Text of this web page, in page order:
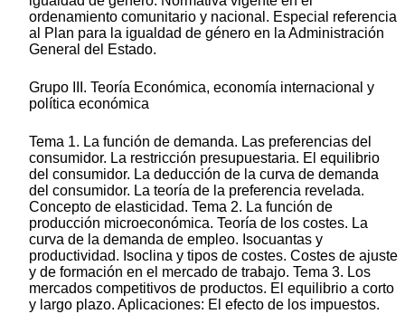
ordenamiento comunitario y nacional. Especial referencia
al Plan para la igualdad de género en la Administración
General del Estado.
Grupo III. Teoría Económica, economía internacional y
política económica
Tema 1. La función de demanda. Las preferencias del
consumidor. La restricción presupuestaria. El equilibrio
del consumidor. La deducción de la curva de demanda
del consumidor. La teoría de la preferencia revelada.
Concepto de elasticidad. Tema 2. La función de
producción microeconómica. Teoría de los costes. La
curva de la demanda de empleo. Isocuantas y
productividad. Isoclina y tipos de costes. Costes de ajuste
y de formación en el mercado de trabajo. Tema 3. Los
mercados competitivos de productos. El equilibrio a corto
y largo plazo. Aplicaciones: El efecto de los impuestos.